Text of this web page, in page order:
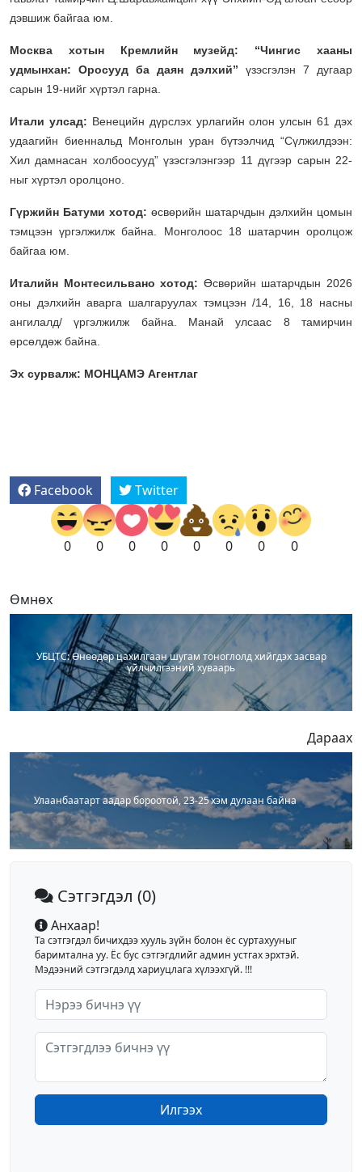
дэвшиж байгаа юм.
Москва хотын Кремлийн музейд: “Чингис хааны
удмынхан: Оросууд ба даян дэлхий” үзэсгэлэн 7 дугаар
сарын 19-нийг хүртэл гарна.
Итали улсад: Венецийн дүрслэх урлагийн олон улсын 61 дэх
удаагийн биеннальд Монголын уран бүтээлчид “Сүлжилдээн:
Хил дамнасан холбоосууд” үзэсгэлэнгээр 11 дүгээр сарын 22-
ныг хүртэл оролцоно.
Гүржийн Батуми хотод: өсвөрийн шатарчдын дэлхийн цомын
тэмцээн үргэлжилж байна. Монголоос 18 шатарчин оролцож
байгаа юм.
Италийн Монтесильвано хотод: Өсвөрийн шатарчдын 2026
оны дэлхийн аварга шалгаруулах тэмцээн /14, 16, 18 насны
ангилалд/ үргэлжилж байна. Манай улсаас 8 тамирчин
өрсөлдөж байна.
Эх сурвалж: МОНЦАМЭ Агентлаг
Facebook Twitter
0 0 0 0 0 0 0 0
Өмнөх
УБЦТС: Өнөөдөр цахилгаан шугам тоноглолд хийгдэх засвар
үйлчилгээний хуваарь
Дараах
Улаанбаатарт аадар бороотой, 23-25 хэм дулаан байна
Сэтгэгдэл (0)
Анхаар!
Та сэтгэгдэл бичихдээ хууль зүйн болон ёс суртахууныг
баримтална уу. Ёс бус сэтгэгдлийг админ устгах эрхтэй.
Мэдээний сэтгэгдэлд хариуцлага хүлээхгүй. !!!
Илгээх